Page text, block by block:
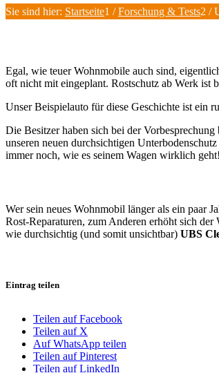
Sie sind hier: Startseite1 / Forschung & Tests2 /
Egal, wie teuer Wohnmobile auch sind,
oft nicht mit eingeplant. Rostschutz ab Werk ist
Unser Beispielauto für diese Geschichte ist ein
Die Besitzer haben sich bei der
unseren neuen durchsichtigen Unterbodenschutz
immer noch, wie es seinem Wagen wirklich geht!
Wer sein neues Wohnmobil länger als ein paar
Rost-Reparaturen, zum Anderen erhöht sich
wie durchsichtig (und somit unsichtbar) UBS
Eintrag teilen
Teilen auf Facebook
Teilen auf X
Auf WhatsApp teilen
Teilen auf Pinterest
Teilen auf LinkedIn